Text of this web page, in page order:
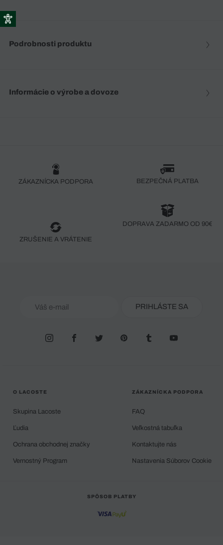
Podrobnosti produktu
Informácie o výrobe a dovoze
ZÁKAZNÍCKA PODPORA BEZPEČNÁ PLATBA
ZRUŠENIE A VRÁTENIE
DOPRAVA ZADARMO OD 90€
PRIHLÁSTE SA
O LACOSTE
Skupina Lacoste
Ľudia
Ochrana obchodnej značky
Vernostný Program
ZÁKAZNÍCKA PODPORA
FAQ
Veľkostná tabuľka
Kontaktujte nás
Nastavenia Súborov Cookie
SPÔSOB PLATBY